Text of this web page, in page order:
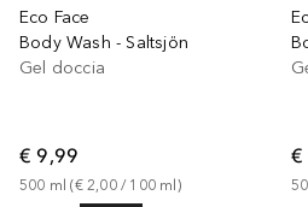
Eco Face
Body Wash - Saltsjön
Gel doccia
€ 9,99
500 ml (€ 2,00 / 100 ml )
€